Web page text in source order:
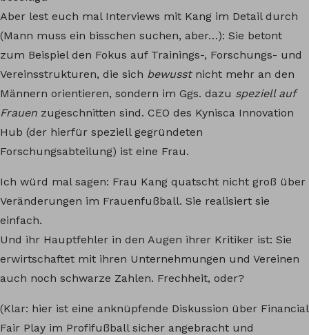
Aber lest euch mal Interviews mit Kang im Detail durch
(Mann muss ein bisschen suchen, aber…): Sie betont
zum Beispiel den Fokus auf Trainings-, Forschungs- und
Vereinsstrukturen, die sich bewusstnicht mehr an den
Männern orientieren, sondern im Ggs. dazu speziell auf
Frauen zugeschnitten sind. CEO des Kynisca Innovation
Hub (der hierfür speziell gegründeten
Forschungsabteilung) ist eine Frau.
Ich würd mal sagen: Frau Kang quatscht nicht groß über
Veränderungen im Frauenfußball. Sie realisiert sie
einfach.
Und ihr Hauptfehler in den Augen ihrer Kritiker ist: Sie
erwirtschaftet mit ihren Unternehmungen und Vereinen
auch noch schwarze Zahlen. Frechheit, oder?
(Klar: hier ist eine anknüpfende Diskussion über Financial
Fair Play im Profifußball sicher angebracht und